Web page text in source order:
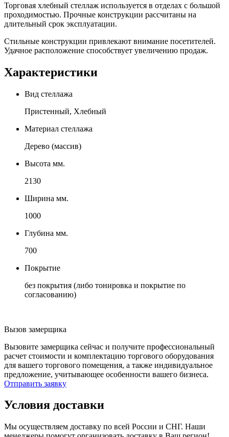
Торговая хлебный стеллаж используется в отделах с большой
проходимостью. Прочные конструкции рассчитаны на
длительный срок эксплуатации.
Стильные конструкции привлекают внимание посетителей.
Удачное расположение способствует увеличению продаж.
Характеристики
Вид стеллажа
Пристенный, Хлебный
Материал стеллажа
Дерево (массив)
Высота мм.
2130
Ширина мм.
1000
Глубина мм.
700
Покрытие
без покрытия (либо тонировка и покрытие по
согласованию)
Вызов замерщика
Вызовите замерщика сейчас и получите профессиональный
расчет стоимости и комплектацию торгового оборудования
для вашего торгового помещения, а также индивидуальное
предложение, учитывающее особенности вашего бизнеса.
Отправить заявку
Условия доставки
Мы осуществляем доставку по всей России и СНГ. Наши